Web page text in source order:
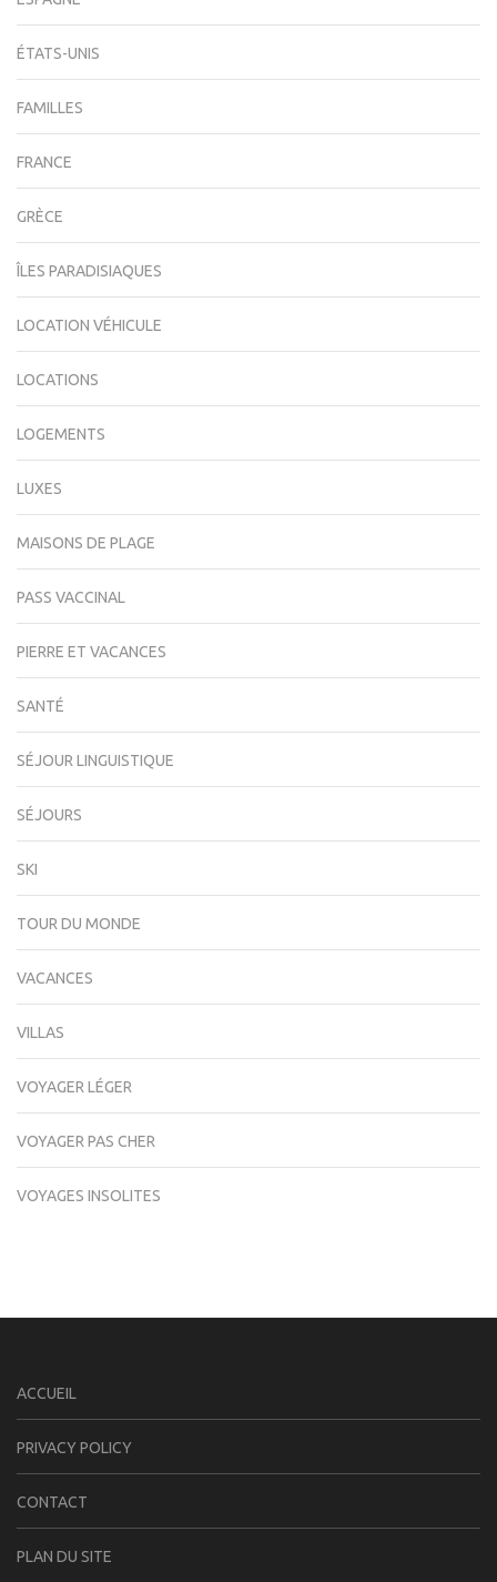
ÉTATS-UNIS
FAMILLES
FRANCE
GRÈCE
ÎLES PARADISIAQUES
LOCATION VÉHICULE
LOCATIONS
LOGEMENTS
LUXES
MAISONS DE PLAGE
PASS VACCINAL
PIERRE ET VACANCES
SANTÉ
SÉJOUR LINGUISTIQUE
SÉJOURS
SKI
TOUR DU MONDE
VACANCES
VILLAS
VOYAGER LÉGER
VOYAGER PAS CHER
VOYAGES INSOLITES
ACCUEIL
PRIVACY POLICY
CONTACT
PLAN DU SITE